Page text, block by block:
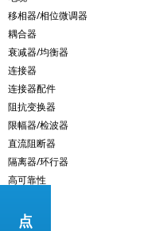
移相器/相位微调器
耦合器
衰减器/均衡器
连接器
连接器配件
阻抗变换器
限幅器/检波器
直流阻断器
隔离器/环行器
高可靠性
点